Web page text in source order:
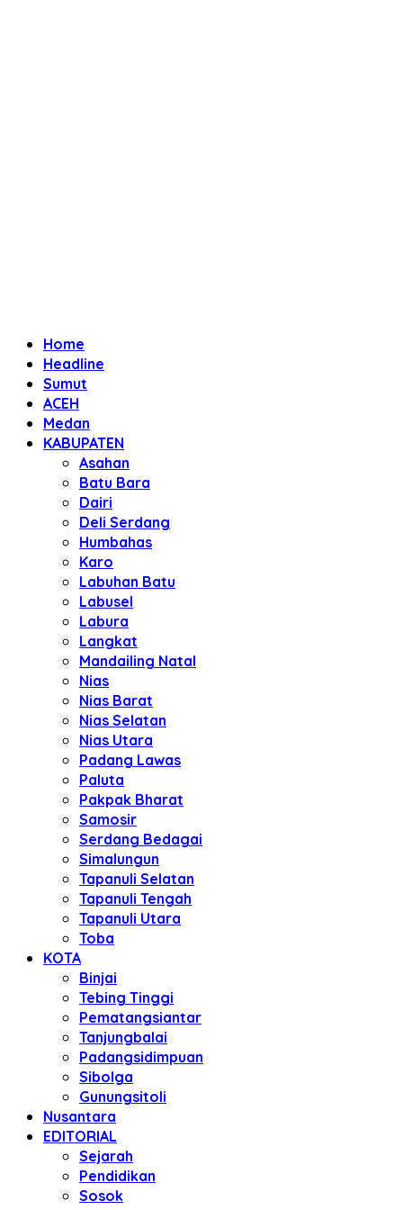
Home
Headline
Sumut
ACEH
Medan
KABUPATEN
Asahan
Batu Bara
Dairi
Deli Serdang
Humbahas
Karo
Labuhan Batu
Labusel
Labura
Langkat
Mandailing Natal
Nias
Nias Barat
Nias Selatan
Nias Utara
Padang Lawas
Paluta
Pakpak Bharat
Samosir
Serdang Bedagai
Simalungun
Tapanuli Selatan
Tapanuli Tengah
Tapanuli Utara
Toba
KOTA
Binjai
Tebing Tinggi
Pematangsiantar
Tanjungbalai
Padangsidimpuan
Sibolga
Gunungsitoli
Nusantara
EDITORIAL
Sejarah
Pendidikan
Sosok